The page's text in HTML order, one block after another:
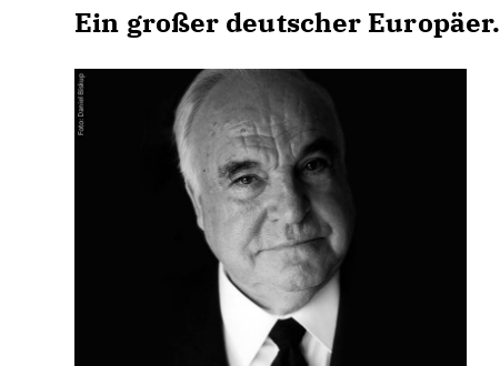
Ein großer deutscher Europäer.